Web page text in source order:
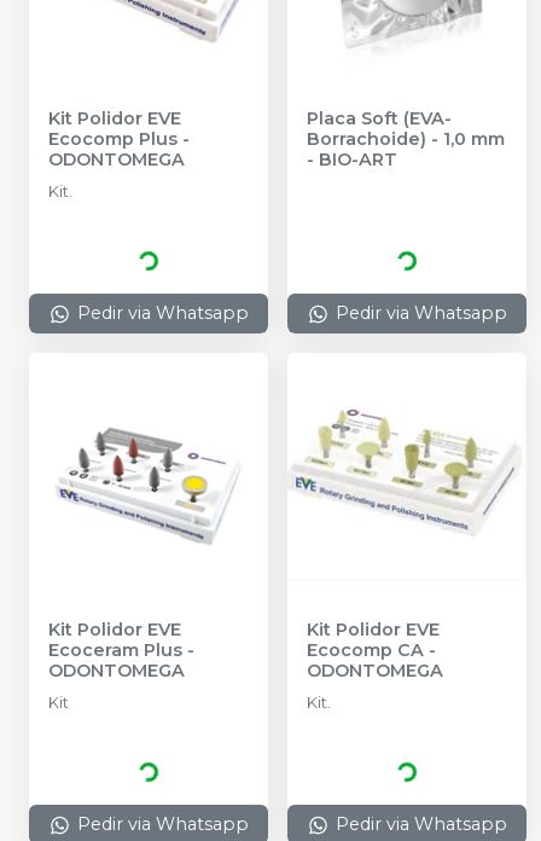
Kit Polidor EVE
Ecocomp Plus -
ODONTOMEGA
Kit.
Pedir via Whatsapp
Placa Soft (EVA-
Borrachoide) - 1,0 mm
- BIO-ART
Pedir via Whatsapp
Kit Polidor EVE
Ecoceram Plus -
ODONTOMEGA
Kit
Pedir via Whatsapp
Kit Polidor EVE
Ecocomp CA -
ODONTOMEGA
Kit.
Pedir via Whatsapp